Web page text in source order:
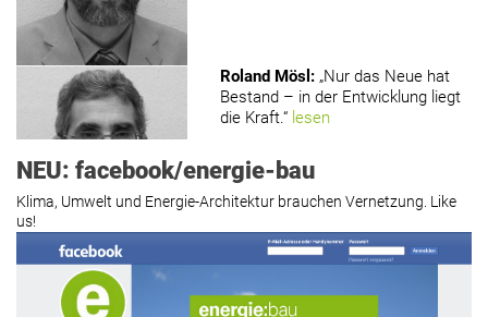
Roland Mösl : „Nur das Neue hat
Bestand – in der Entwicklung liegt
die Kraft.“ lesen
Roland Mösl: „Man wollte wohl
Kasse machen statt neue Produkte
erfinden.“ lesen
NEU: facebook/energie-bau
Klima, Umwelt und Energie-Architektur brauchen Vernetzung. Like
us!